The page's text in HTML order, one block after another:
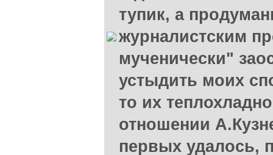
тупик, а
журналистским
мученически"
устыдить моих
то их
отношении
первых удалось,